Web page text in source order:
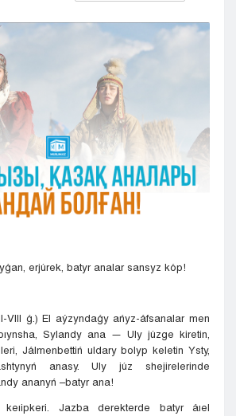
erjúrek, batyr analar sansyz kóp!
VIII ǵ.) El aýzyndaǵy ańyz-áfsanalar men
Sylandy ana — Uly júzge kiretin,
Jálmenbettiń uldary bolyp keletin Ysty,
anasy. Uly júz shejirelerinde
ananyń –batyr ana!
Jazba derekterde batyr áıel